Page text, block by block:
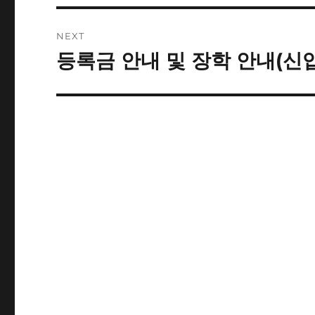
NEXT
Next
등록금 안내 및 장학 안내(신